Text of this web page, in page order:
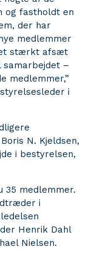
og fastholdt en
der har
medlemmer
et stærkt afsæt
–
medlemmer,”
i
N. Kjeldsen,
i bestyrelsen,
35 medlemmer.
i
Henrik Dahl
Nielsen.